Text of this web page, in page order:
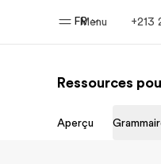
Menu
FR +213
Ressources
Aperçu